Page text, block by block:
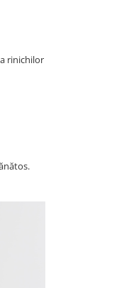
rinichilor